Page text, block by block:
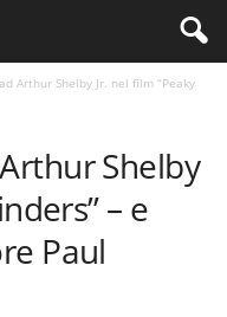
Arthur Shelby Jr. nel film “Peaky
Shelby
– e
Paul